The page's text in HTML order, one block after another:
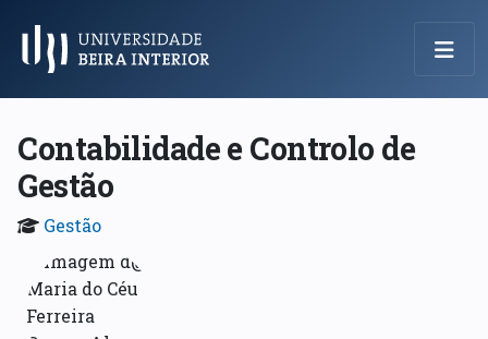
Menu Principal
Contabilidade e Controlo de
Gestão
Gestão